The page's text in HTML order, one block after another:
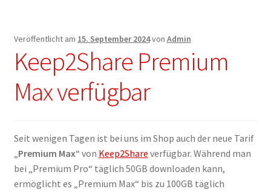
Veröffentlicht am 15. September 2024von Admin
Keep2Share Premium
Max verfügbar
Seit wenigen Tagen ist bei uns im Shop auch der neue Tarif
„Premium Max“ von Keep2Share verfügbar. Während man
bei „Premium Pro“ täglich 50GB downloaden kann,
ermöglicht es „Premium Max“ bis zu 100GB täglich